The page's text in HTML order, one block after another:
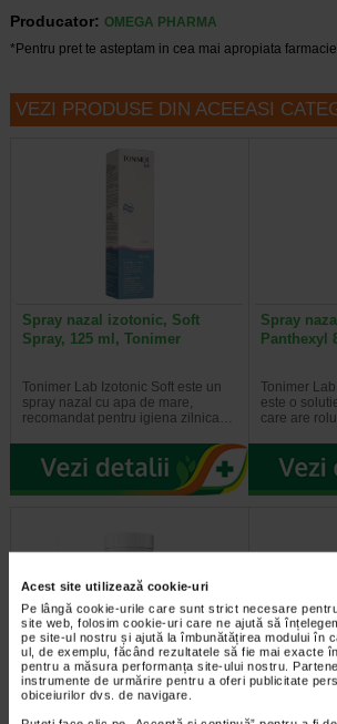
Acest site utilizează cookie-uri
Pe lângă cookie-urile care sunt strict necesare
site web, folosim cookie-uri care ne ajută să
pe site-ul nostru și ajută la îmbunătățirea modului în
ul, de exemplu, făcând rezultatele să fie mai exacte
pentru a măsura performanța site-ului nostru.
instrumente de urmărire pentru a oferi publicitate
obiceiurilor dvs. de navigare.
Producator: OMEGA PHARMA
*Pentru pret te asteptam in cea mai apropiata
VEZI PRODUSE DIN ACEEASI
Spray nazal izotonic, Soft
Spray, 125 ml, Tonimer
Tonimer Lab Izotonic Soft este un
spray nazal cu apa de mare,
recomandat pentru igiena zilnica…
Spray
Panthexyl
Tonimer
este o
care are
Vita-Stelute, 60 jeleuri,
Stetoscop